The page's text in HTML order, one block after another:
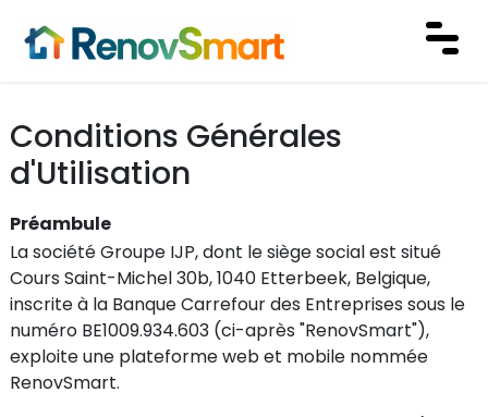
Conditions Générales
d'Utilisation
Préambule
La société Groupe IJP, dont le siège social est situé
Cours Saint-Michel 30b, 1040 Etterbeek, Belgique,
inscrite à la Banque Carrefour des Entreprises sous le
numéro BE1009.934.603 (ci-après "RenovSmart"),
exploite une plateforme web et mobile nommée
RenovSmart.